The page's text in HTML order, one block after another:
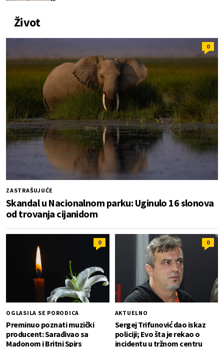
Život
0
ZASTRAŠUJUĆE
Skandal u Nacionalnom parku: Uginulo 16 slonova
od trovanja cijanidom
0
OGLASILA SE PORODICA
Preminuo poznati muzički
producent: Sarađivao sa
Madonom i Britni Spirs
0
AKTUELNO
Sergej Trifunović dao iskaz
policiji; Evo šta je rekao o
incidentu u tržnom centru